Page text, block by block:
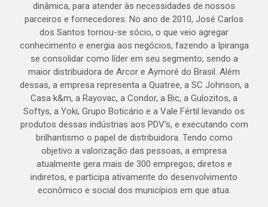
dinâmica, para atender às necessidades de nossos
parceiros e fornecedores. No ano de 2010, José Carlos
dos Santos tornou-se sócio, o que veio agregar
conhecimento e energia aos negócios, fazendo a Ipiranga
se consolidar como líder em seu segmento, sendo a
maior distribuidora de Arcor e Aymoré do Brasil. Além
dessas, a empresa representa a Quatree, a SC Johnson, a
Casa k&m, a Rayovac, a Condor, a Bic, a Gulozitos, a
Softys, a Yoki, Grupo Boticário e a Vale Fértil levando os
produtos dessas indústrias aos PDV’s, e executando com
brilhantismo o papel de distribuidora. Tendo como
objetivo a valorização das pessoas, a empresa
atualmente gera mais de 300 empregos, diretos e
indiretos, e participa ativamente do desenvolvimento
econômico e social dos municípios em que atua.